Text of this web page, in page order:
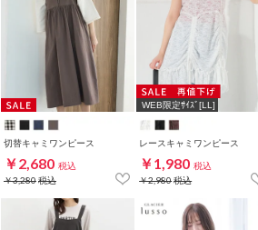
切替キャミワンピース
￥2,680 税込
￥3,280税込
WEB限定ｻｲｽﾞ[LL]
レースキャミワンピース
￥1,980 税込
￥2,980税込